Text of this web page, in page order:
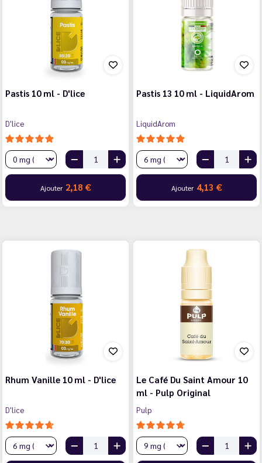
Pastis 10 ml - D'lice
D'lice
Ajouter 2,18 €
Pastis 13 10 ml - LiquidArom
LiquidArom
Ajouter 4,13 €
Rhum Vanille 10 ml - D'lice
D'lice
Le Café Du Saint Amour 10
ml - Pulp Original
Pulp